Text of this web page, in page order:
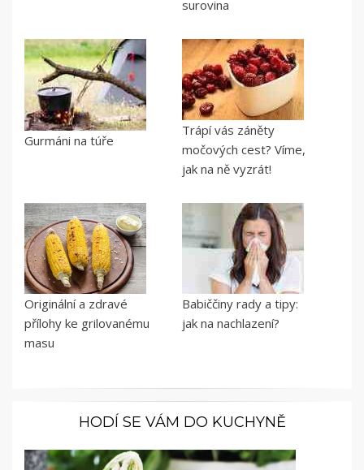
surovina
Gurmáni na túře
Trápí vás záněty
močových cest? Víme,
jak na ně vyzrát!
Originální a zdravé
přílohy ke grilovanému
masu
Babiččiny rady a tipy:
jak na nachlazení?
HODÍ SE VÁM DO KUCHYNĚ